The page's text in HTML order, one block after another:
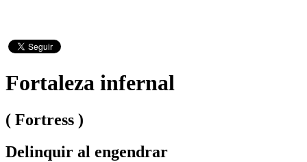
Fortaleza infernal
( Fortress )
Delinquir al engendrar